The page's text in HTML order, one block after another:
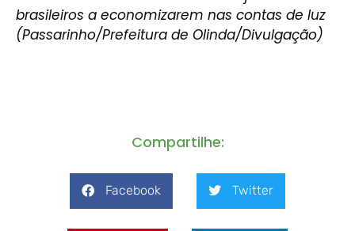
brasileiros a economizarem nas contas de luz
(Passarinho/Prefeitura de Olinda/Divulgação)
Compartilhe:
Facebook Twitter